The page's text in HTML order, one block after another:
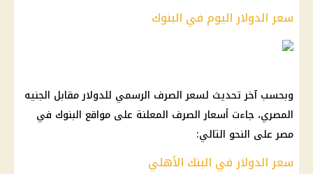
سعر الدولار اليوم في البنوك
وبحسب آخر تحديث لسعر الصرف الرسمي للدولار مقابل الجنيه
المصري، جاءت أسعار الصرف المعلنة على مواقع البنوك في
مصر على النحو التالي:
سعر الدولار في البنك الأهلي